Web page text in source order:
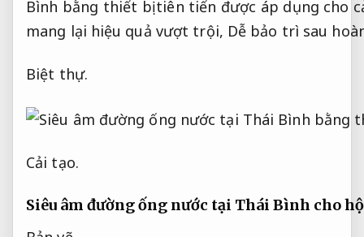
Bình bằng thiết bị tiên tiến được áp dụng cho
mang lại hiệu quả vượt trội, Dễ bảo trì sau
Biệt thự.
Cải tạo.
Siêu âm đường ống nước tại Thái Bình cho